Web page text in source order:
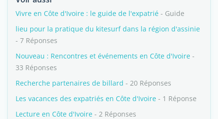
Vivre en Côte d'Ivoire : le guide de l'expatrié - Guide
lieu pour la pratique du kitesurf dans la région d'assinie
- 7 Réponses
Nouveau : Rencontres et événements en Côte d'Ivoire -
33 Réponses
Recherche partenaires de billard - 20 Réponses
Les vacances des expatriés en Côte d'Ivoire - 1 Réponse
Lecture en Côte d'Ivoire - 2 Réponses